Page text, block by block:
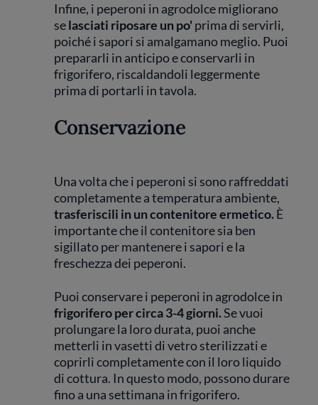
Infine, i peperoni in agrodolce migliorano
selasciati riposare un po' prima di servirli,
poiché i sapori si amalgamano meglio. Puoi
prepararli in anticipo e conservarli in
frigorifero, riscaldandoli leggermente
prima di portarli in tavola.
Conservazione
Una volta che i peperoni si sono raffreddati
completamente a temperatura ambiente,
trasferiscili in un contenitore ermetico.È
importante che il contenitore sia ben
sigillato per mantenere i sapori e la
freschezza dei peperoni.
Puoi conservare i peperoni in agrodolce in
frigorifero per circa 3-4 giorni.Se vuoi
prolungare la loro durata, puoi anche
metterli in vasetti di vetro sterilizzati e
coprirli completamente con il loro liquido
di cottura. In questo modo, possono durare
fino a una settimana in frigorifero.